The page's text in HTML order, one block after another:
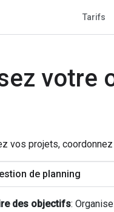
Tarifs
votre
vos projets,
de planning
des objectifs: